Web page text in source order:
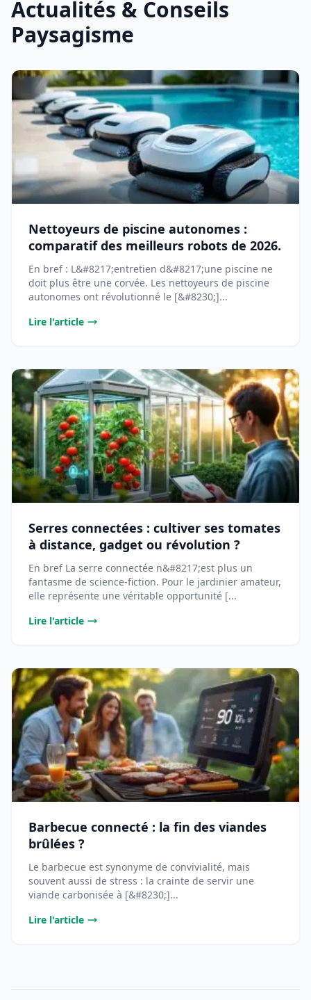
Actualités & Conseils
Paysagisme
Nettoyeurs de piscine autonomes :
comparatif des meilleurs robots de 2026.
En bref : L&#8217;entretien d&#8217;une piscine ne
doit plus être une corvée. Les nettoyeurs de piscine
autonomes ont révolutionné le [&#8230;]...
Lire l'article
Serres connectées : cultiver ses tomates
à distance, gadget ou révolution ?
En bref La serre connectée n&#8217;est plus un
fantasme de science-fiction. Pour le jardinier amateur,
elle représente une véritable opportunité [...
Lire l'article
Barbecue connecté : la fin des viandes
brûlées ?
Le barbecue est synonyme de convivialité, mais
souvent aussi de stress : la crainte de servir une
viande carbonisée à [&#8230;]...
Lire l'article